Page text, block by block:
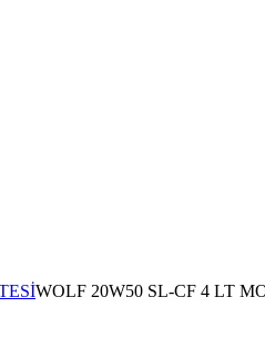
WOLF 20W50 SL-CF 4 LT